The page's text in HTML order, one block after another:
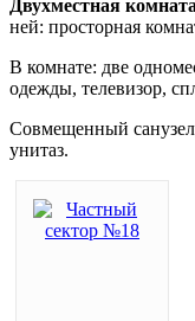
Двухместная
ней: просторная
В комнате: две
одежды, телевизор,
Совмещенный
унитаз.